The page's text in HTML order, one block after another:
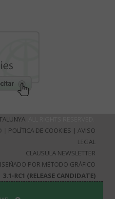
| POLÍTICA DE COOKIES | AVISO
LEGAL
CLAUSULA NEWSLETTER
POR MÉTODO GRÁFICO
3.1-RC1 (RELEASE CANDIDATE)